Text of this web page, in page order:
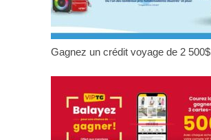
Gagnez un crédit voyage de 2 500$